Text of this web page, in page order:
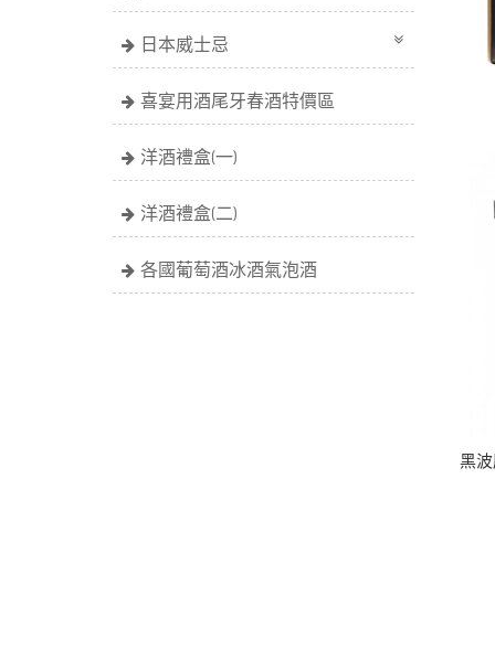
日本威士忌
喜宴用酒尾牙春酒特價區
洋酒禮盒(一)
洋酒禮盒(二)
各國葡萄酒冰酒氣泡酒
黑